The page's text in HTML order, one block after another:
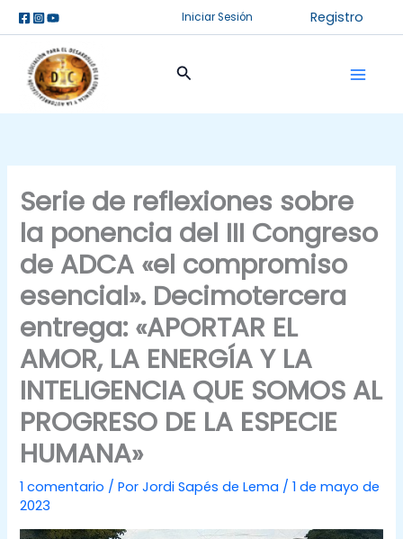
al
contenido
Iniciar Sesión Registro
Buscar
Serie de reflexiones sobre
la ponencia del III Congreso
de ADCA «el compromiso
esencial». Decimotercera
entrega: «APORTAR EL
AMOR, LA ENERGÍA Y LA
INTELIGENCIA QUE SOMOS AL
PROGRESO DE LA ESPECIE
HUMANA»
1 comentario / PorJordi Sapés de Lema /1 de mayo de
2023